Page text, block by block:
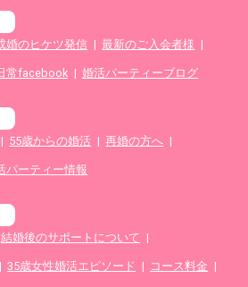
婚のヒケツ発信 | 最新のご入会者様 |
常facebook | 婚活パーティーブログ
| 55歳からの婚活 | 再婚の方へ |
パーティー情報
結婚後のサポートについて |
| 35歳女性婚活エピソード | コース料金 |